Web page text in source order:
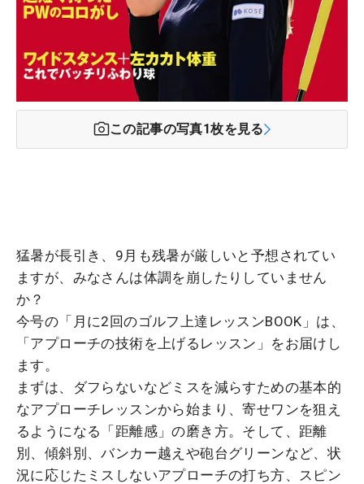
この記事の写真1枚を見る
猛暑が長引き、9月も残暑が厳しいと予想されてい
ますが、みなさんは体調を崩したりしていません
か？
今号の「月に2回のゴルフ上達レッスンBOOK」は、
「アプローチの技術を上げるレッスン」をお届けし
ます。
まずは、ダフらないなどミスを減らすための基本的
なアプローチレッスンから始まり、寄せワンを狙え
るようになる「距離感」の磨き方。そして、距離
別、傾斜別、バンカー越えや砲台グリーンなど、状
況に応じたミスしないアプローチの打ち方、スピン